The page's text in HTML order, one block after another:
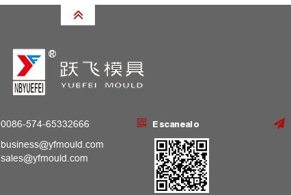
0086-574-65332666
business@yfmould.com
sales@yfmould.com
Escanealo